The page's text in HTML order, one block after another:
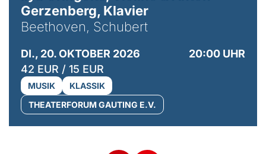
Gerzenberg, Klavier
Beethoven, Schubert
DI., 20. OKTOBER 2026
20:00 UHR
42 EUR / 15 EUR
MUSIK
KLASSIK
THEATERFORUM GAUTING E.V.